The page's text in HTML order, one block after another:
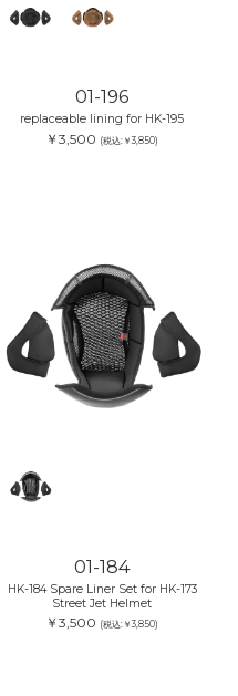
01-196
replaceable lining for HK-195
￥3,500 (税込:￥3,850)
01-184
HK-184 Spare Liner Set for HK-173
Street Jet Helmet
￥3,500 (税込:￥3,850)